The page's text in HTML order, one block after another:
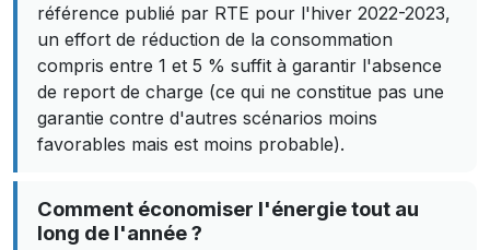
référence publié par RTE pour l'hiver 2022-2023,
un effort de réduction de la consommation
compris entre 1 et 5 % suffit à garantir l'absence
de report de charge (ce qui ne constitue pas une
garantie contre d'autres scénarios moins
favorables mais est moins probable).
Comment économiser l'énergie tout au
long de l'année ?